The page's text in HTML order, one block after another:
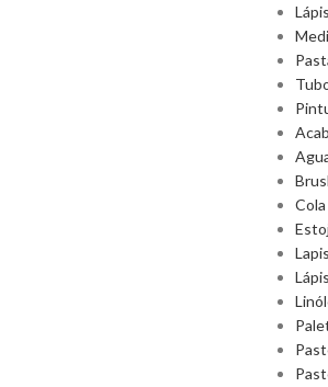
Cola